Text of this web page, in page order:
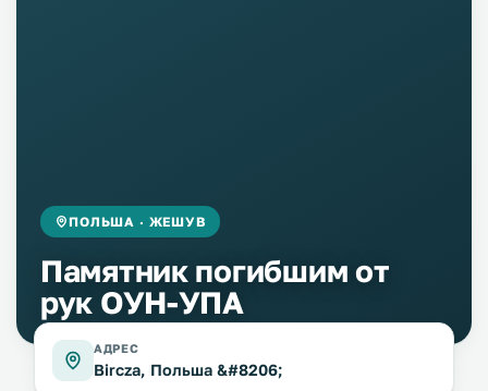
ПОЛЬША · ЖЕШУВ
Памятник погибшим от
рук ОУН-УПА
АДРЕС
Bircza, Польша &#8206;